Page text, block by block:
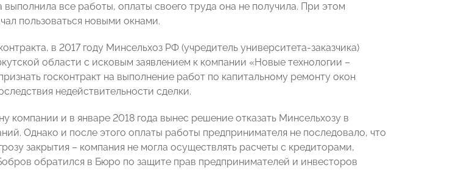
все работы, оплаты своего труда она не получила. При этом
пользоваться новыми окнами.
в 2017 году Минсельхоз РФ (учредитель университета-заказчика)
области с исковым заявлением к компании «Новые технологии –
госконтракт на выполнение работ по капитальному ремонту окон
недействительности сделки.
компании и в январе 2018 года вынес решение отказать Минсельхозу в
Однако и после этого оплаты работы предпринимателя не последовало, что
закрытия – компания не могла осуществлять расчеты с кредиторами,
обратился в Бюро по защите прав предпринимателей и инвесторов